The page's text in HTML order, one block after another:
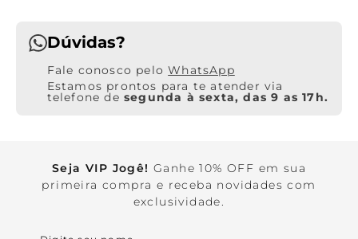
Dúvidas?
WhatsApp
Estamos prontos para te atender via
telefone de segunda à sexta, das 9 as 17h.
Seja VIP Jogê! Ganhe 10% OFF em sua
primeira compra e receba novidades com
exclusividade.